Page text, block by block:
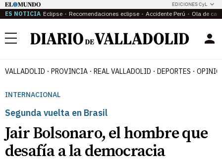
EDICIONES CyL
ES NOTICIA Eclipse Recomendaciones eclipse Accidente Perú Ola de
Menú
VALLADOLID PROVINCIA REAL VALLADOLID DEPORTES
INTERNACIONAL
Segunda vuelta en Brasil
Jair Bolsonaro, el hombre que
desafía a la democracia